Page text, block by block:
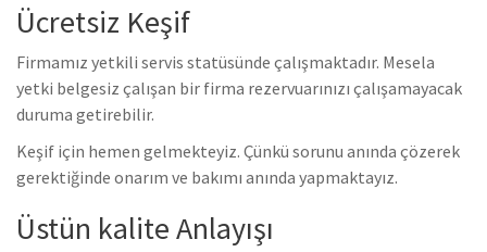
Ücretsiz Keşif
Firmamız yetkili servis statüsünde çalışmaktadır. Mesela
yetki belgesiz çalışan bir firma rezervuarınızı çalışamayacak
duruma getirebilir.
Keşif için hemen gelmekteyiz. Çünkü sorunu anında çözerek
gerektiğinde onarım ve bakımı anında yapmaktayız.
Üstün kalite Anlayışı